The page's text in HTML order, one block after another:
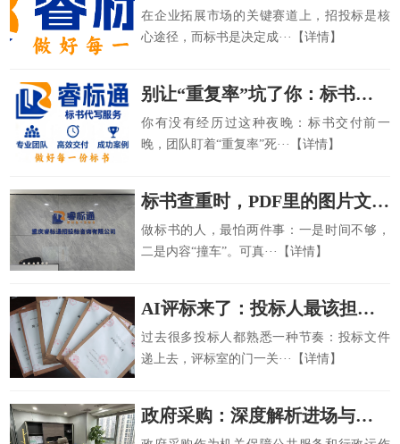
在企业拓展市场的关键赛道上，招投标是核
心途径，而标书是决定成···【详情】
别让“重复率”坑了你：标书查重准确性这样做更稳
你有没有经历过这种夜晚：标书交付前一
晚，团队盯着“重复率”死···【详情】
标书查重时，PDF里的图片文字能识别吗？别被格式坑了
做标书的人，最怕两件事：一是时间不够，
二是内容“撞车”。可真···【详情】
AI评标来了：投标人最该担心和最该抓住的7件事
过去很多投标人都熟悉一种节奏：投标文件
递上去，评标室的门一关···【详情】
政府采购：深度解析进场与不进场交易的差异